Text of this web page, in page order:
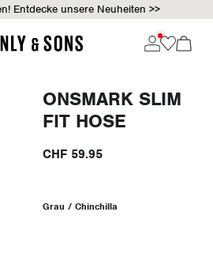
Entdecke unsere Neuheiten >>
ONSMARK SLIM
FIT HOSE
CHF 59.95
Grau / Chinchilla